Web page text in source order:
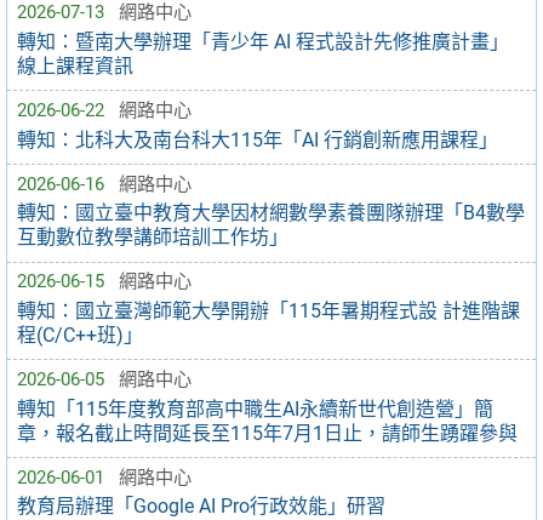
2026-07-13 網路中心
轉知：暨南大學辦理「青少年 AI 程式設計先修推廣計畫」
線上課程資訊
2026-06-22 網路中心
轉知：北科大及南台科大115年「AI 行銷創新應用課程」
2026-06-16 網路中心
轉知：國立臺中教育大學因材網數學素養團隊辦理「B4數學
互動數位教學講師培訓工作坊」
2026-06-15 網路中心
轉知：國立臺灣師範大學開辦「115年暑期程式設 計進階課
程(C/C++班)」
2026-06-05 網路中心
轉知「115年度教育部高中職生AI永續新世代創造營」簡
章，報名截止時間延長至115年7月1日止，請師生踴躍參與
2026-06-01 網路中心
教育局辦理「Google AI Pro行政效能」研習